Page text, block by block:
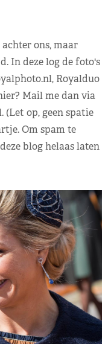
ons, maar
In deze log de foto's
Royalduo
Mail me dan via
op, geen spatie
Om spam te
blog helaas laten